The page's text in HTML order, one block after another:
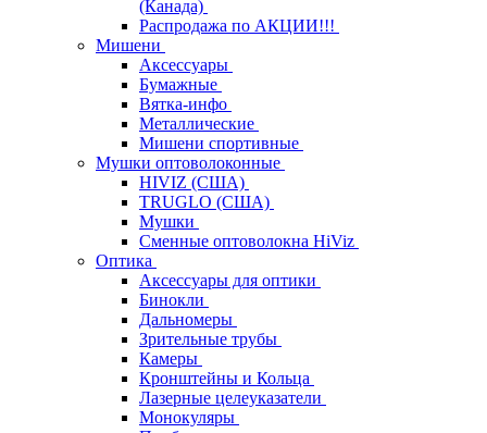
(Канада)
Распродажа по АКЦИИ!!!
Мишени
Аксессуары
Бумажные
Вятка-инфо
Металлические
Мишени спортивные
Мушки оптоволоконные
HIVIZ (США)
TRUGLO (США)
Мушки
Сменные оптоволокна HiViz
Оптика
Аксессуары для оптики
Бинокли
Дальномеры
Зрительные трубы
Камеры
Кронштейны и Кольца
Лазерные целеуказатели
Монокуляры